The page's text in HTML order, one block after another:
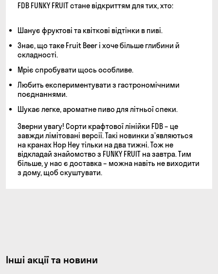
FDB FUNKY FRUIT стане відкриттям для тих, хто:
Шанує фруктові та квіткові відтінки в пиві.
Знає, що таке Fruit Beer і хоче більше глибини й
складності.
Мріє спробувати щось особливе.
Любить експериментувати з гастрономічними
поєднаннями.
Шукає легке, ароматне пиво для літньої спеки.
Зверни увагу! Сорти крафтової лінійки FDB – це
завжди лімітовані версії. Такі новинки з’являються
на кранах Hop Hey тільки на два тижні. Тож не
відкладай знайомство з FUNKY FRUIT на завтра. Тим
більше, у нас є доставка – можна навіть не виходити
з дому, щоб скуштувати.
Інші акції та новини